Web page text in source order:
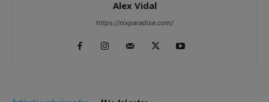
Alex Vidal
https://nixparadise.com/